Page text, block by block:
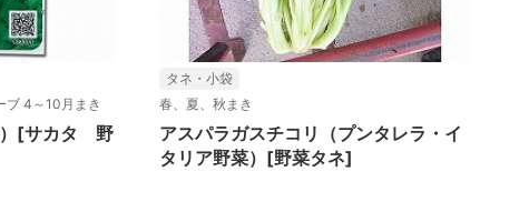
ブ 4～10月まき
）[サカタ 野
タネ・小袋
春、夏、秋まき
アスパラガスチコリ（プンタレラ・イ
タリア野菜）[野菜タネ]